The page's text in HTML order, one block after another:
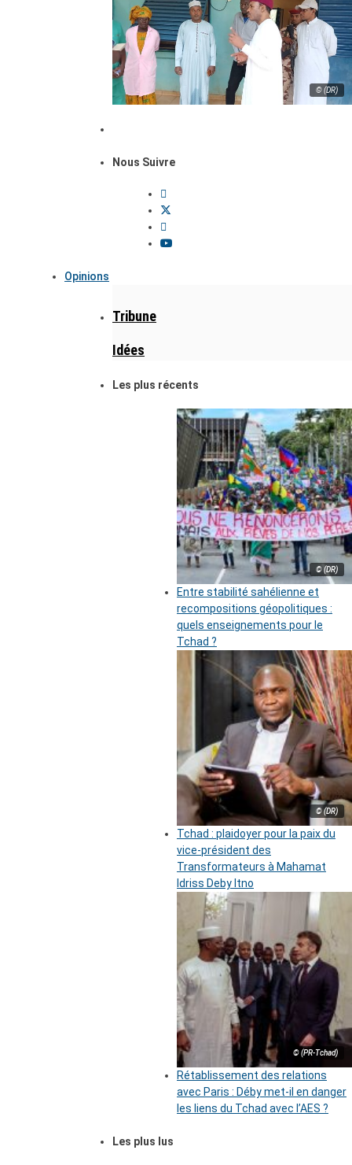
© (DR)
Nous Suivre
Opinions
Tribune
Idées
Les plus récents
© (DR)
Entre stabilité sahélienne et
recompositions géopolitiques :
quels enseignements pour le
Tchad ?
© (DR)
Tchad : plaidoyer pour la paix du
vice-président des
Transformateurs à Mahamat
Idriss Deby Itno
© (PR-Tchad)
Rétablissement des relations
avec Paris : Déby met-il en danger
les liens du Tchad avec l’AES ?
Les plus lus